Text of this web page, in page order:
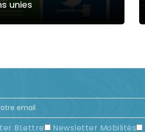
unies
BLettre Newsletter Mobilités